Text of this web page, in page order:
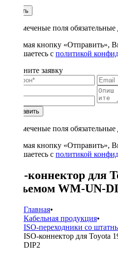
Купить
* - отмеченые поля
Нажимая кнопку «Отправить»,
соглашаетесь с политикой
Заполните заявку
Отправить
* - отмеченые поля
Нажимая кнопку «Отправить»,
соглашаетесь с политикой
ISO-коннектор для
разъемом WM-UN-
Главная•
Кабельная продукция•
ISO-переходники со
ISO-коннектор для Toyota
DIP2